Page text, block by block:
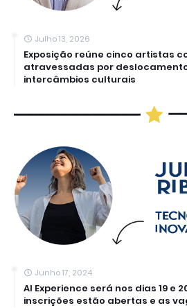
Julho 13, 2026
Exposição reúne cinco artistas
atravessadas por
intercâmbios culturais
Junho 17, 2024
AI Experience será nos dias 19 e
inscrições estão abertas e as